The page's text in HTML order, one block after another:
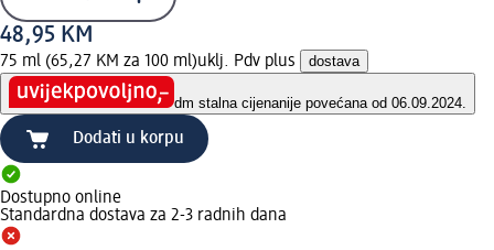
48,95 KM
75 ml (65,27 KM za 100 ml)uklj. Pdv plus dostava
dm stalna cijenanije povećana od 06.09.2024.
Dodati u korpu
Dostupno online
Standardna dostava za 2-3 radnih dana